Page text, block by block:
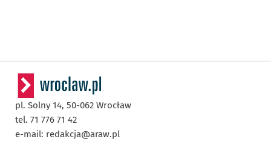
pl. Solny 14, 50-062 Wrocław
tel. 71 776 71 42
e-mail: redakcja@araw.pl